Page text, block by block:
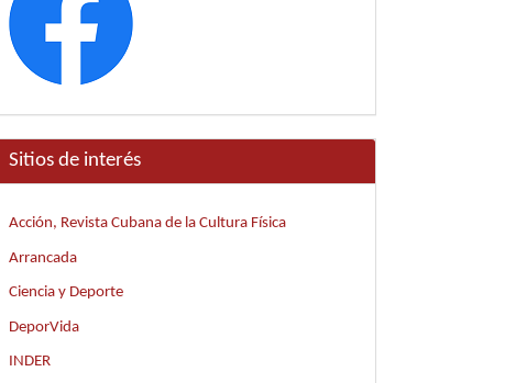
Sitios de interés
Acción, Revista Cubana de la Cultura Física
Arrancada
Ciencia y Deporte
DeporVida
INDER